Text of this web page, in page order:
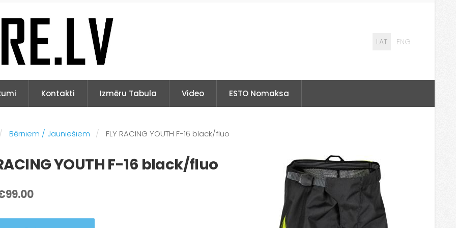
LAT ENG
Kontakti Izmēru Tabula Video ESTO Nomaksa
Bērniem / Jauniešiem FLY RACING YOUTH F-16 black/fluo
YOUTH F-16 black/fluo